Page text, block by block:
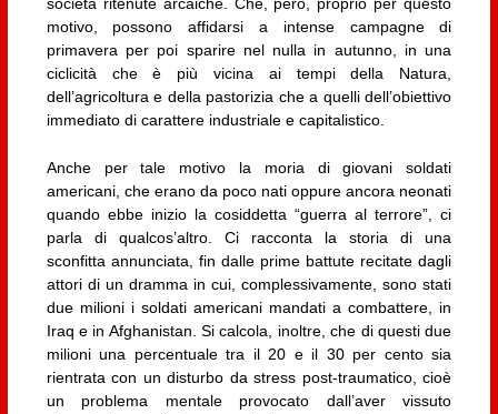
motivo, possono affidarsi a intense campagne di
primavera per poi sparire nel nulla in autunno, in una
ciclicità che è più vicina ai tempi della Natura,
dell’agricoltura e della pastorizia che a quelli dell’obiettivo
immediato di carattere industriale e capitalistico.
Anche per tale motivo la moria di giovani soldati
americani, che erano da poco nati oppure ancora neonati
quando ebbe inizio la cosiddetta “guerra al terrore”, ci
parla di qualcos’altro. Ci racconta la storia di una
sconfitta annunciata, fin dalle prime battute recitate dagli
attori di un dramma in cui, complessivamente, sono stati
due milioni i soldati americani mandati a combattere, in
Iraq e in Afghanistan. Si calcola, inoltre, che di questi due
milioni una percentuale tra il 20 e il 30 per cento sia
rientrata con un disturbo da stress post-traumatico, cioè
un problema mentale provocato dall’aver vissuto